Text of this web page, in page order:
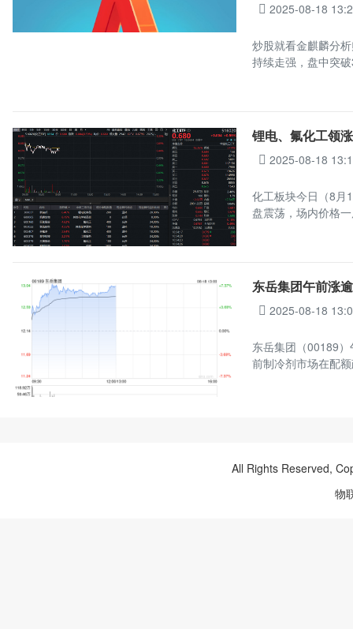
2025-08-18
炒股就看金麒麟分
持续走强，盘中突
锂电、氟化工领
2025-08-18
化工板块今日（8月
盘震荡，场内价格
东岳集团午前涨
2025-08-18
东岳集团（00189
前制冷剂市场在配
All Rights Reserved,
物